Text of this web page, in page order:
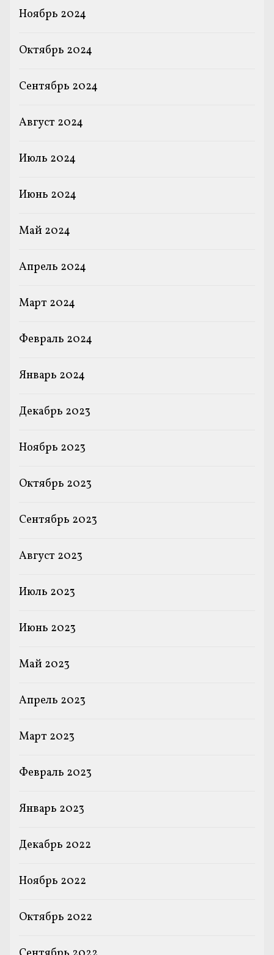
Ноябрь 2024
Октябрь 2024
Сентябрь 2024
Август 2024
Июль 2024
Июнь 2024
Май 2024
Апрель 2024
Март 2024
Февраль 2024
Январь 2024
Декабрь 2023
Ноябрь 2023
Октябрь 2023
Сентябрь 2023
Август 2023
Июль 2023
Июнь 2023
Май 2023
Апрель 2023
Март 2023
Февраль 2023
Январь 2023
Декабрь 2022
Ноябрь 2022
Октябрь 2022